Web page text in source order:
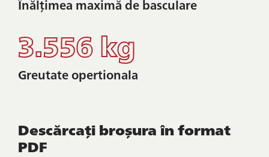
Înălțimea maximă de basculare
3.556 kg
Greutate opertionala
Descărcați broșura în format
PDF